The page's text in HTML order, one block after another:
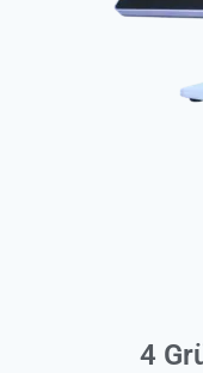
4